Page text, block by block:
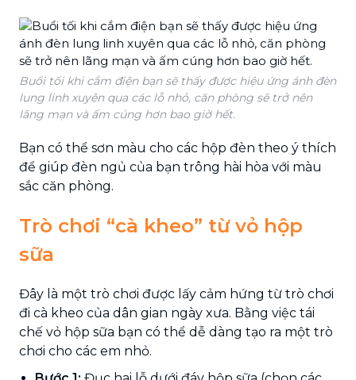
Buổi tối khi cắm điện bạn sẽ thấy được hiệu ứng ánh đèn
lung linh xuyên qua các lỗ nhỏ, căn phòng sẽ trở nên
lãng mạn và ấm cúng hơn bao giờ hết.
Bạn có thể sơn màu cho các hộp đèn theo ý thích
để giúp đèn ngủ của bạn trông hài hòa với màu
sắc căn phòng.
Trò chơi “cà kheo” từ vỏ hộp
sữa
Đây là một trò chơi được lấy cảm hứng từ trò chơi
đi cà kheo của dân gian ngày xưa. Bằng việc tái
chế vỏ hộp sữa bạn có thể dễ dàng tạo ra một trò
chơi cho các em nhỏ.